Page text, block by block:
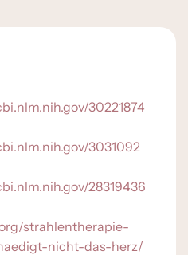
30221874
3031092
28319436
strahlentherapie-
nicht-das-herz/